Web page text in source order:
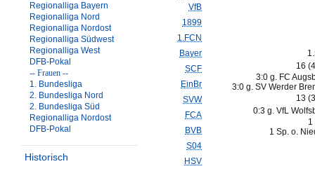
Regionalliga Bayern
Regionalliga Nord
Regionalliga Nordost
Regionalliga Südwest
Regionalliga West
DFB-Pokal
-- Frauen --
1. Bundesliga
2. Bundesliga Nord
2. Bundesliga Süd
Regionalliga Nordost
DFB-Pokal
Historisch
VfB
1899
1.FCN
Bayer
SCF
EinBr
SVW
FCA
BVB
S04
HSV
16
3:0 g. FC
3:0 g. SV Werder
13
0:3 g. VfL
1
1 Sp. o.